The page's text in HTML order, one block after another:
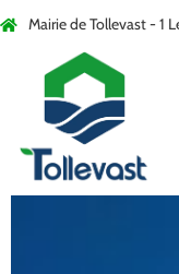
Mairie de Tollevast - 1